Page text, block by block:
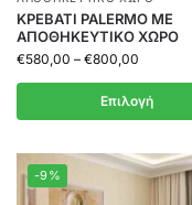
ΚΡΕΒΑΤΙ PALERMO ΜΕ
ΑΠΟΘΗΚΕΥΤΙΚΟ ΧΩΡΟ
€580,00 – €800,00
Επιλογή
-9%